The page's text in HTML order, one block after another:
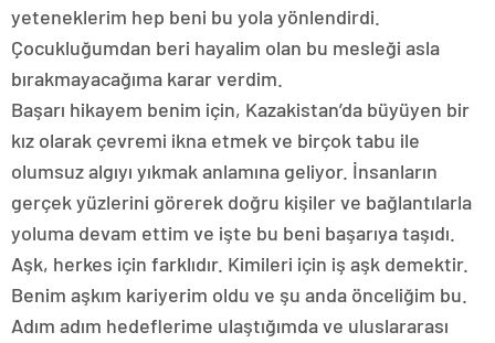
yeteneklerim hep beni bu yola yönlendirdi.
Çocukluğumdan beri hayalim olan bu mesleği asla
bırakmayacağıma karar verdim.
Başarı hikayem benim için, Kazakistan’da büyüyen bir
kız olarak çevremi ikna etmek ve birçok tabu ile
olumsuz algıyı yıkmak anlamına geliyor. İnsanların
gerçek yüzlerini görerek doğru kişiler ve bağlantılarla
yoluma devam ettim ve işte bu beni başarıya taşıdı.
Aşk, herkes için farklıdır. Kimileri için iş aşk demektir.
Benim aşkım kariyerim oldu ve şu anda önceliğim bu.
Adım adım hedeflerime ulaştığımda ve uluslararası